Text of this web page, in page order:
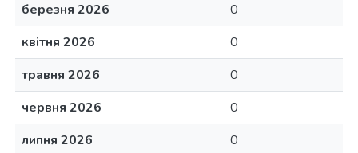
березня 2026
0
квітня 2026
0
травня 2026
0
червня 2026
0
липня 2026
0